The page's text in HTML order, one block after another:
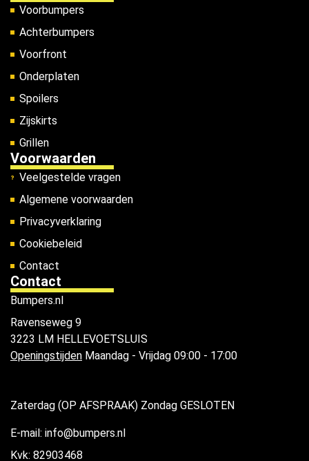
Voorbumpers
Achterbumpers
Voorfront
Onderplaten
Spoilers
Zijskirts
Grillen
Voorwaarden
Veelgestelde vragen
Algemene voorwaarden
Privacyverklaring
Cookiebeleid
Contact
Contact
Bumpers.nl
Ravenseweg 9
3223 LM HELLEVOETSLUIS
Openingstijden Maandag - Vrijdag 09:00 - 17:00
Zaterdag (OP AFSPRAAK) Zondag GESLOTEN
E-mail: info@bumpers.nl
Kvk: 82903468